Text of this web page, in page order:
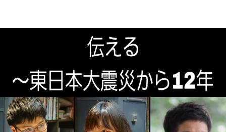
TBS Podcast
イベント・グッズ
会社情報